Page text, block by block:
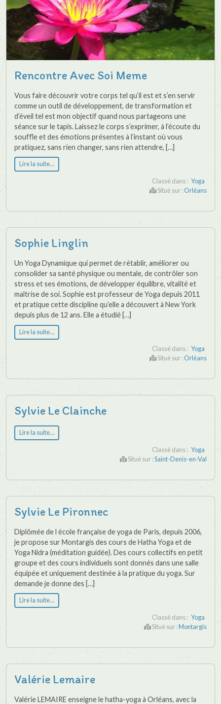
Rencontre Avec Soi Meme
Vous faire découvrir votre corps tel qu’il est et s’en servir
comme un outil de développement, de transformation et
d’éveil tel est mon objectif quand nous partageons une
séance sur le tapis. Laissez le corps s’exprimer, à l’écoute du
souffle et des émotions présentes à l’instant où vous
pratiquez, sans rien changer, sans rien attendre, […]
Lire la suite…
Classé dans : Yoga
Situé sur :Orléans
Sophie Linglin
Un Yoga Dynamique qui permet de rétablir, améliorer ou
consolider sa santé physique ou mentale, de contrôler son
stress et ses émotions, de développer équilibre, vitalité et
maîtrise de soi. Sophie est professeur de Yoga depuis 2011
et pratique cette discipline qu’elle a découvert à New York
depuis plus de 12 ans. Elle a étudié […]
Lire la suite…
Classé dans : Yoga
Situé sur :Orléans
Sylvie Le Clainche
Lire la suite…
Classé dans : Yoga
Situé sur :Saint-Denis-en-Val
Sylvie Le Pironnec
Diplômée de l école française de yoga de Paris, depuis 2006,
je propose sur Montargis des cours de Hatha Yoga et de
Yoga Nidra (méditation guidée). Des cours collectifs en petit
groupe et des cours individuels sont donnés dans une salle
équipée et uniquement destinée à la pratique du yoga. Sur
demande je donne des […]
Lire la suite…
Classé dans : Yoga
Situé sur :Montargis
Valérie Lemaire
Valérie LEMAIRE enseigne le hatha-yoga à Orléans, avec la